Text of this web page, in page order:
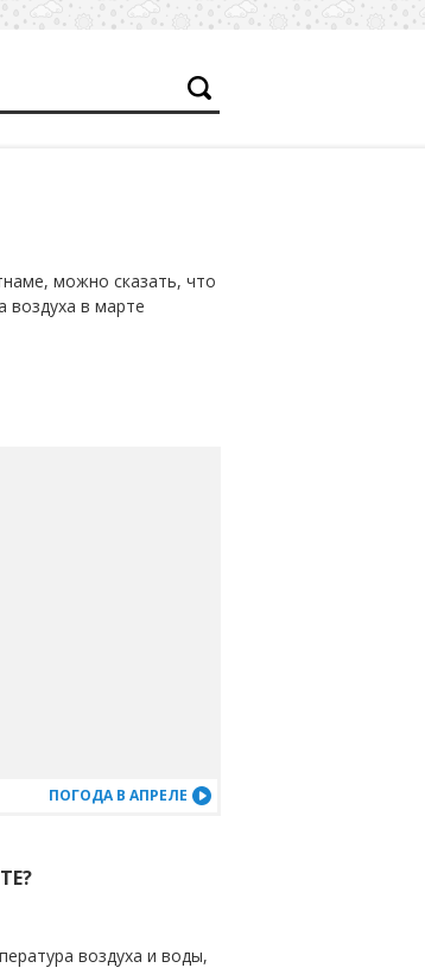
можно сказать, что
воздуха в марте
ПОГОДА В АПРЕЛЕ
воздуха и воды,